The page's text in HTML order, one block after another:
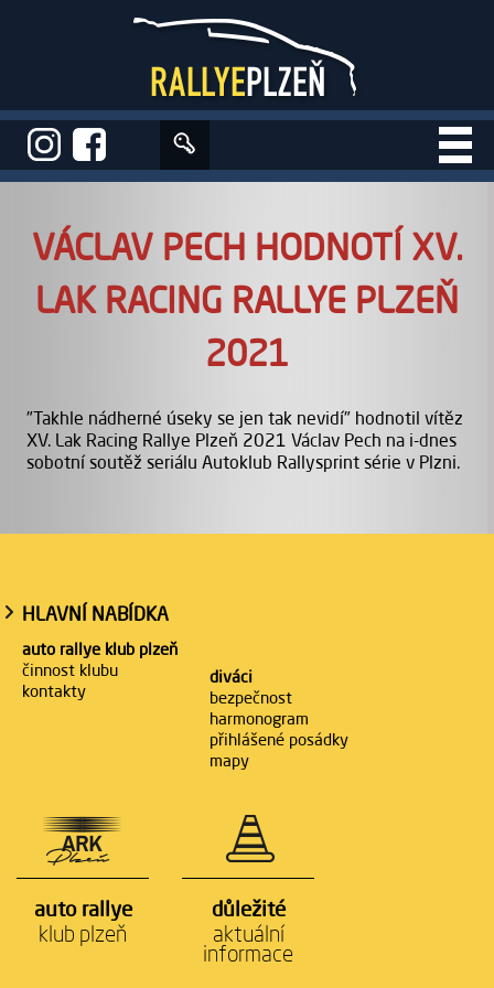
VÁCLAV PECH HODNOTÍ XV.
LAK RACING RALLYE PLZEŇ
2021
"Takhle nádherné úseky se jen tak nevidí" hodnotil vítěz
XV. Lak Racing Rallye Plzeň 2021 Václav Pech na i-dnes
sobotní soutěž seriálu Autoklub Rallysprint série v Plzni.
HLAVNÍ NABÍDKA
auto rallye klub plzeň
činnost klubu
kontakty
diváci
bezpečnost
harmonogram
přihlášené posádky
mapy
auto rallye
klub plzeň
důležité
aktuální
informace